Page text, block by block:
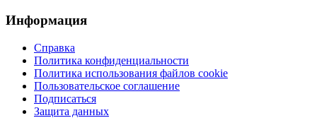
Информация
Справка
Политика конфиденциальности
Политика использования файлов cookie
Пользовательское соглашение
Подписаться
Защита данных